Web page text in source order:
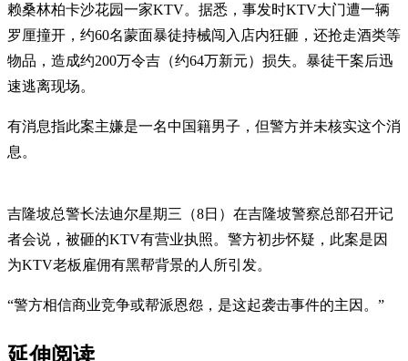
赖桑林柏卡沙花园一家KTV。据悉，事发时KTV大门遭一辆
罗厘撞开，约60名蒙面暴徒持械闯入店内狂砸，还抢走酒类等
物品，造成约200万令吉（约64万新元）损失。暴徒干案后迅
速逃离现场。
有消息指此案主嫌是一名中国籍男子，但警方并未核实这个消
息。
吉隆坡总警长法迪尔星期三（8日）在吉隆坡警察总部召开记
者会说，被砸的KTV有营业执照。警方初步怀疑，此案是因
为KTV老板雇佣有黑帮背景的人所引发。
“警方相信商业竞争或帮派恩怨，是这起袭击事件的主因。”
延伸阅读